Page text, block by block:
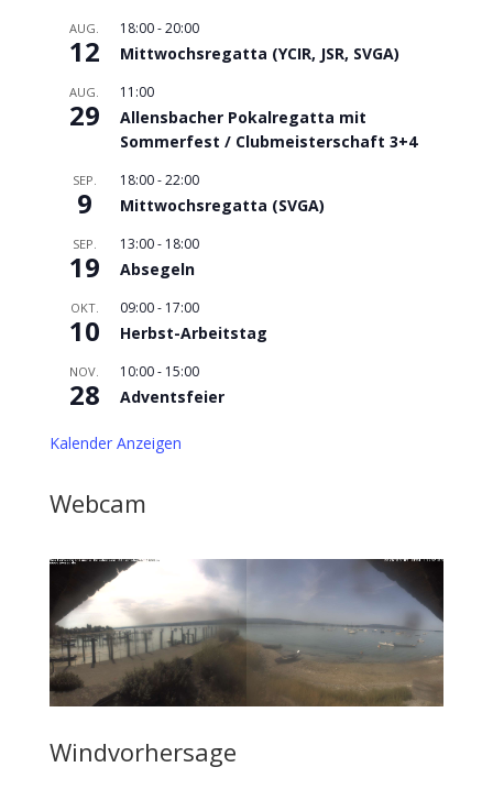
AUG.
12
18:00-20:00
Mittwochsregatta (YCIR, JSR, SVGA)
AUG.
29
11:00
Allensbacher Pokalregatta mit
Sommerfest / Clubmeisterschaft 3+4
SEP.
9
18:00-22:00
Mittwochsregatta (SVGA)
SEP.
19
13:00- 18:00
Absegeln
OKT.
10
09:00- 17:00
Herbst-Arbeitstag
NOV.
28
10:00- 15:00
Adventsfeier
Kalender Anzeigen
Webcam
Windvorhersage